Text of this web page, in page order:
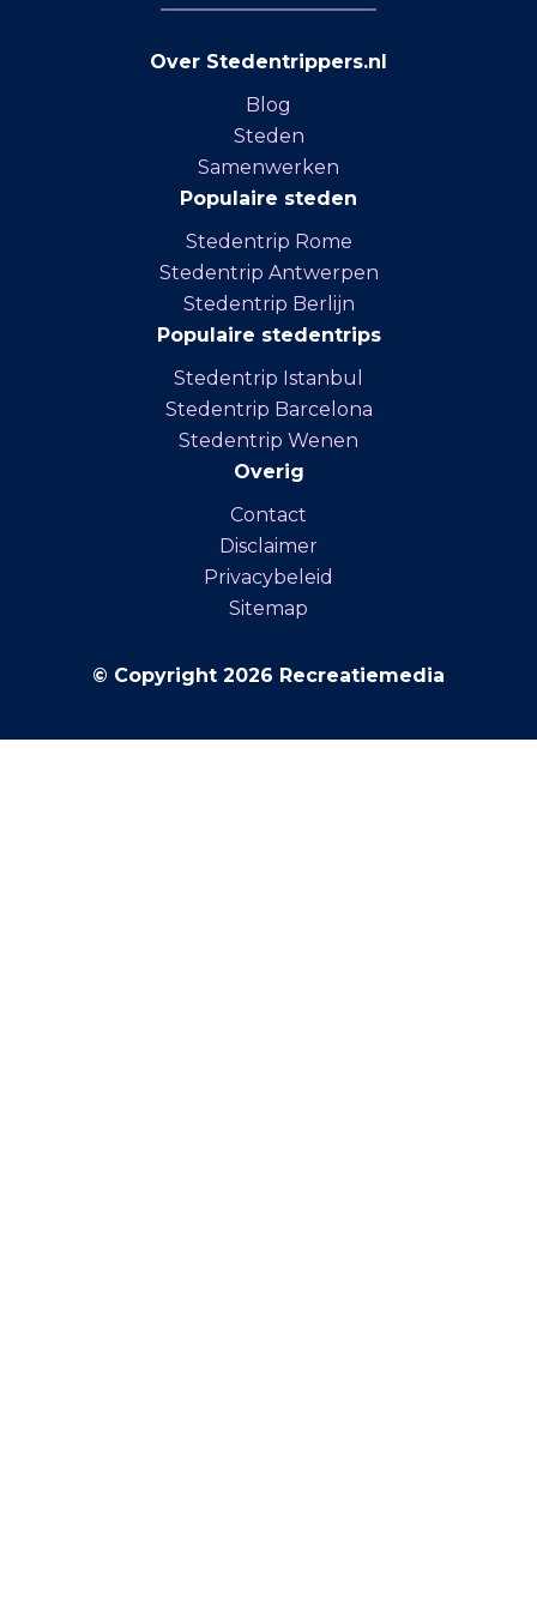
Over Stedentrippers.nl
Blog
Steden
Samenwerken
Populaire steden
Stedentrip Rome
Stedentrip Antwerpen
Stedentrip Berlijn
Populaire stedentrips
Stedentrip Istanbul
Stedentrip Barcelona
Stedentrip Wenen
Overig
Contact
Disclaimer
Privacybeleid
Sitemap
© Copyright 2026 Recreatiemedia